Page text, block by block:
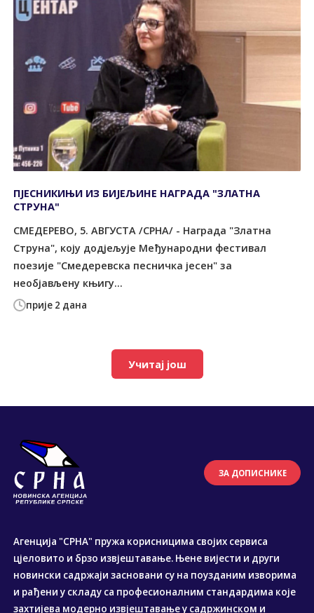
прије 2 дана
ПЈЕСНИКИЊИ ИЗ БИЈЕЉИНЕ НАГРАДА "ЗЛАТНА
СТРУНА"
СМЕДЕРЕВО, 5. АВГУСТА /СРНА/ - Награда "Златна
Струна", коју додјељује Међународни фестивал
поезије "Смедеревска песничка јесен" за
необјављену књигу...
Учитај још
ЗА ДОПИСНИКЕ
Агенција "СРНА" пружа корисницима својих сервиса
цјеловито и брзо извјештавање. Њене вијести и други
новински садржаји засновани су на поузданим изворима
и рађени у складу са професионалним стандардима које
захтијева модерно извјештавање у садржинском и